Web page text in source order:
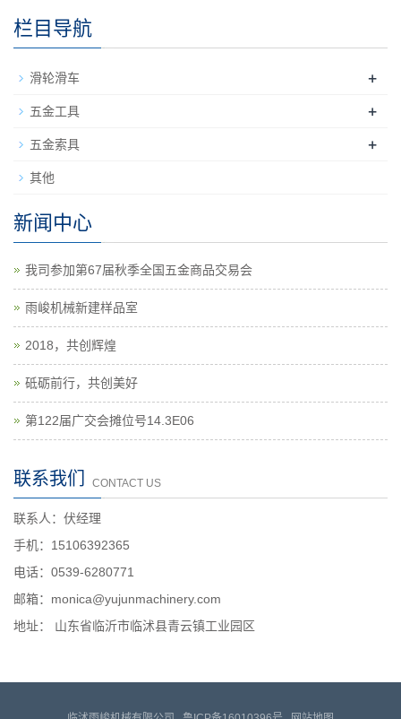
栏目导航
滑轮滑车 +
五金工具 +
五金索具 +
其他
新闻中心
我司参加第67届秋季全国五金商品交易会
雨峻机械新建样品室
2018，共创辉煌
砥砺前行，共创美好
第122届广交会摊位号14.3E06
联系我们 CONTACT US
联系人：伏经理
手机：15106392365
电话：0539-6280771
邮箱：monica@yujunmachinery.com
地址： 山东省临沂市临沭县青云镇工业园区